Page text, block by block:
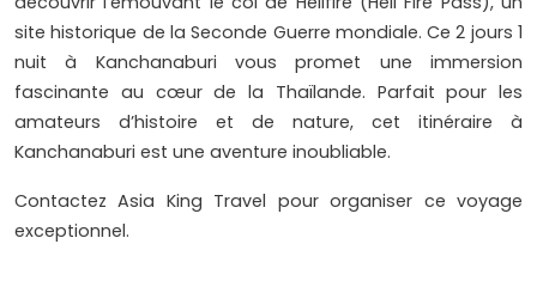
site historique de la Seconde Guerre mondiale. Ce 2 jours 1
nuit à Kanchanaburi vous promet une immersion
fascinante au cœur de la Thaïlande. Parfait pour les
amateurs d’histoire et de nature, cet itinéraire à
Kanchanaburi est une aventure inoubliable.
Contactez Asia King Travel pour organiser ce voyage
exceptionnel.